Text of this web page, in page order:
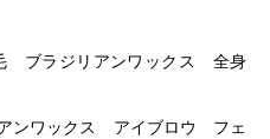
ブラジリアンワックス 全身
ンワックス アイブロウ フェ